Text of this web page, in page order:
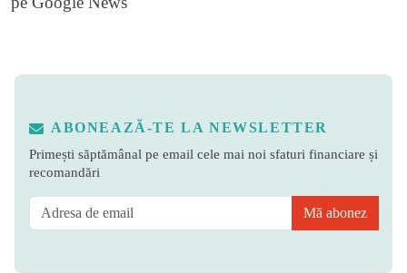
ABONEAZĂ-TE LA NEWSLETTER
Primești săptămânal pe email cele mai noi sfaturi financiare și
recomandări
Mă abonez